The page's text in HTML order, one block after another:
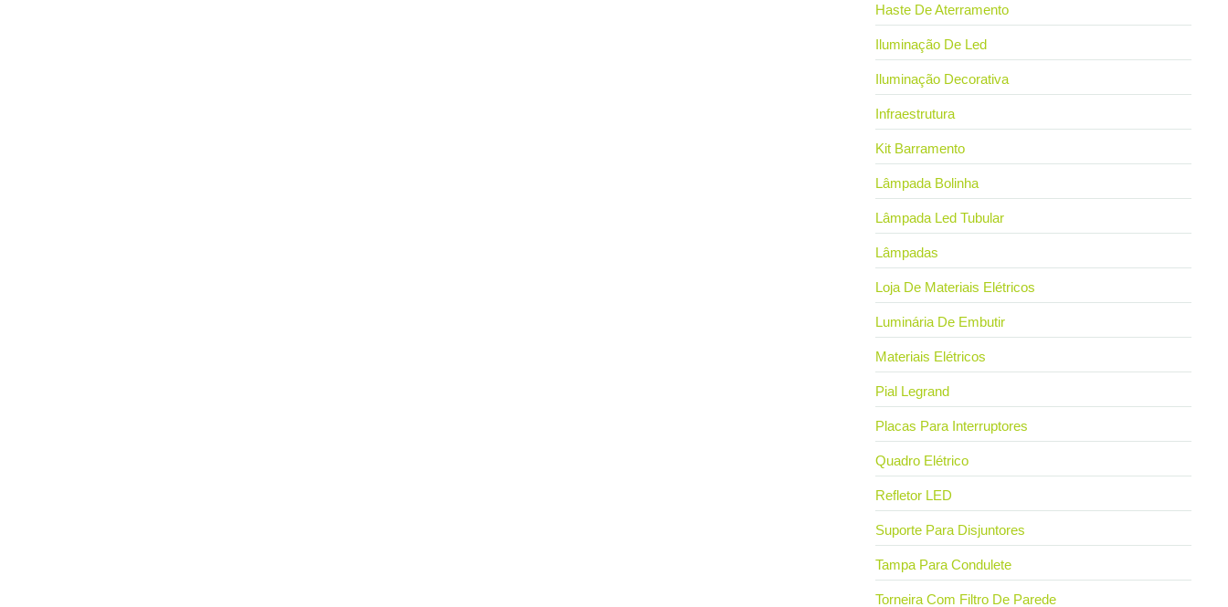
Haste De Aterramento
Iluminação De Led
Iluminação Decorativa
Infraestrutura
Kit Barramento
Lâmpada Bolinha
Lâmpada Led Tubular
Lâmpadas
Loja De Materiais Elétricos
Luminária De Embutir
Materiais Elétricos
Pial Legrand
Placas Para Interruptores
Quadro Elétrico
Refletor LED
Suporte Para Disjuntores
Tampa Para Condulete
Torneira Com Filtro De Parede